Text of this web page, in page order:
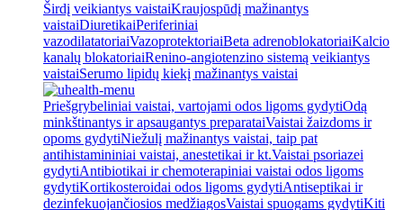
Širdį veikiantys vaistaiKraujospūdį mažinantys
vaistaiDiuretikaiPeriferiniai
vazodilatatoriaiVazoprotektoriaiBeta adrenoblokatoriaiKalcio
kanalų blokatoriaiRenino-angiotenzino sistemą veikiantys
vaistaiSerumo lipidų kiekį mažinantys vaistai
Priešgrybeliniai vaistai, vartojami odos ligoms gydytiOdą
minkštinantys ir apsaugantys preparataiVaistai žaizdoms ir
opoms gydytiNiežulį mažinantys vaistai, taip pat
antihistamininiai vaistai, anestetikai ir kt.Vaistai psoriazei
gydytiAntibiotikai ir chemoterapiniai vaistai odos ligoms
gydytiKortikosteroidai odos ligoms gydytiAntiseptikai ir
dezinfekuojančiosios medžiagosVaistai spuogams gydytiKiti